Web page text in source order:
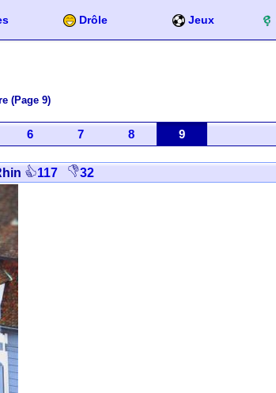
Drôle Jeux
(Page 9)
6 7 8 9
117 32